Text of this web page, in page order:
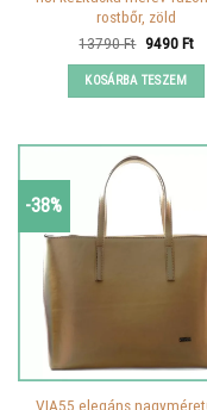
rostbőr, zöld
13790Ft Original
was:
13790 Ft.
9490Ft
KOSÁRBA TESZEM
-38%
VIA55 elegáns